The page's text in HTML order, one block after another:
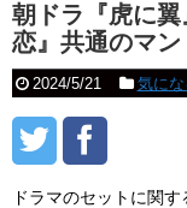
朝ドラ『虎に
恋』共通のマン
2024/5/21 気にな
ドラマのセットに関